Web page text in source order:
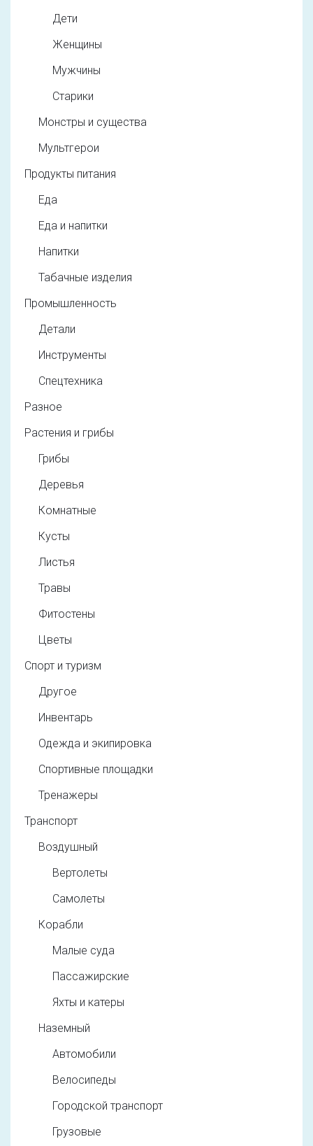
Дети
Женщины
Мужчины
Старики
Монстры и существа
Мультгерои
Продукты питания
Еда
Еда и напитки
Напитки
Табачные изделия
Промышленность
Детали
Инструменты
Спецтехника
Разное
Растения и грибы
Грибы
Деревья
Комнатные
Кусты
Листья
Травы
Фитостены
Цветы
Спорт и туризм
Другое
Инвентарь
Одежда и экипировка
Спортивные площадки
Тренажеры
Транспорт
Воздушный
Вертолеты
Самолеты
Корабли
Малые суда
Пассажирские
Яхты и катеры
Наземный
Автомобили
Велосипеды
Городской транспорт
Грузовые